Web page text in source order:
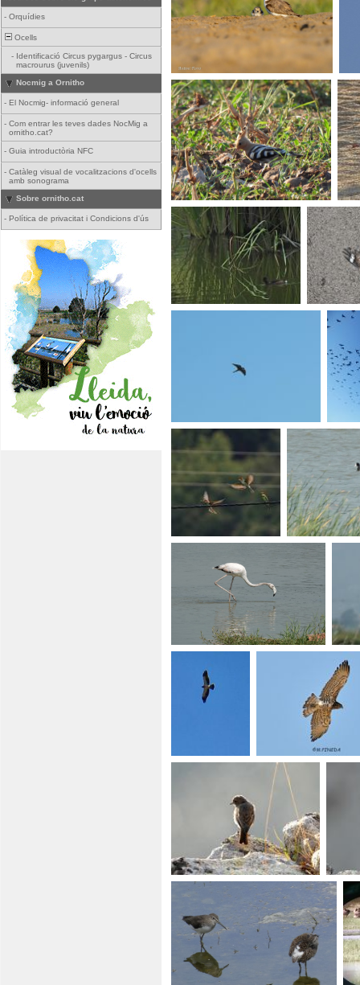
- Orquídies
Ocells
- Identificació Circus pygargus - Circus
macrourus (juvenils)
Nocmig a Ornitho
- El Nocmig- informació general
- Com entrar les teves dades NocMig a
ornitho.cat?
- Guia introductòria NFC
- Catàleg visual de vocalitzacions d'ocells
amb sonograma
Sobre ornitho.cat
- Política de privacitat i Condicions d'ús